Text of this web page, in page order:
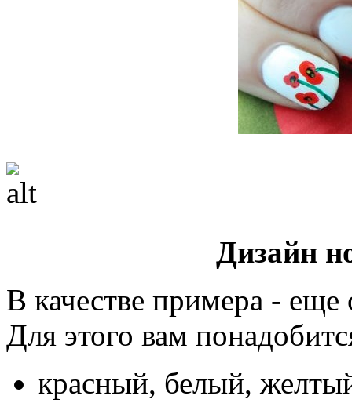
Дизайн
В качестве примера - еще
Для этого вам
красный, белый,